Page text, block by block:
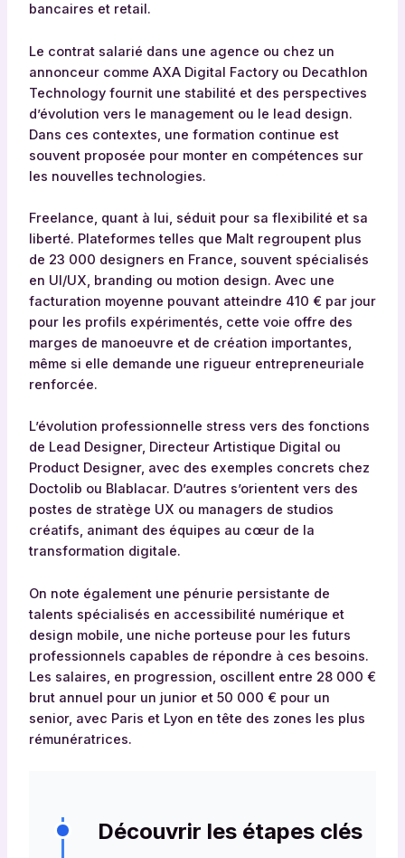
bancaires et retail.
Le contrat salarié dans une agence ou chez un
annonceur comme AXA Digital Factory ou Decathlon
Technology fournit une stabilité et des perspectives
d’évolution vers le management ou le lead design.
Dans ces contextes, une formation continue est
souvent proposée pour monter en compétences sur
les nouvelles technologies.
Freelance, quant à lui, séduit pour sa flexibilité et sa
liberté. Plateformes telles que Malt regroupent plus
de 23 000 designers en France, souvent spécialisés
en UI/UX, branding ou motion design. Avec une
facturation moyenne pouvant atteindre 410 € par jour
pour les profils expérimentés, cette voie offre des
marges de manoeuvre et de création importantes,
même si elle demande une rigueur entrepreneuriale
renforcée.
L’évolution professionnelle stress vers des fonctions
de Lead Designer, Directeur Artistique Digital ou
Product Designer, avec des exemples concrets chez
Doctolib ou Blablacar. D’autres s’orientent vers des
postes de stratège UX ou managers de studios
créatifs, animant des équipes au cœur de la
transformation digitale.
On note également une pénurie persistante de
talents spécialisés en accessibilité numérique et
design mobile, une niche porteuse pour les futurs
professionnels capables de répondre à ces besoins.
Les salaires, en progression, oscillent entre 28 000 €
brut annuel pour un junior et 50 000 € pour un
senior, avec Paris et Lyon en tête des zones les plus
rémunératrices.
Découvrir les étapes clés